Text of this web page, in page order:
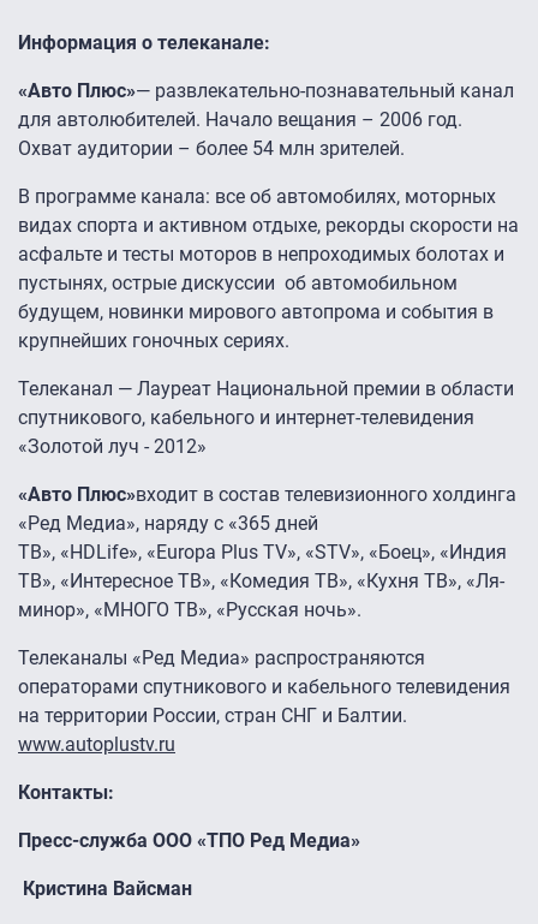
Информация о телеканале:
«Авто Плюс»— развлекательно-познавательный канал
для автолюбителей. Начало вещания – 2006 год.
Охват аудитории – более 54 млн зрителей.
В программе канала: все об автомобилях, моторных
видах спорта и активном отдыхе, рекорды скорости на
асфальте и тесты моторов в непроходимых болотах и
пустынях, острые дискуссии об автомобильном
будущем, новинки мирового автопрома и события в
крупнейших гоночных сериях.
Телеканал — Лауреат Национальной премии в области
спутникового, кабельного и интернет-телевидения
«Золотой луч - 2012»
«Авто Плюс»входит в состав телевизионного холдинга
«Ред Медиа», наряду с «365 дней
ТВ», «HDLife», «Europa Plus TV», «STV», «Боец», «Индия
ТВ», «Интересное ТВ», «Комедия ТВ», «Кухня ТВ», «Ля-
минор», «МНОГО ТВ», «Русская ночь».
Телеканалы «Ред Медиа» распространяются
операторами спутникового и кабельного телевидения
на территории России, стран СНГ и Балтии.
www.autoplustv.ru
Контакты:
Пресс-служба ООО «ТПО Ред Медиа»
Кристина Вайсман